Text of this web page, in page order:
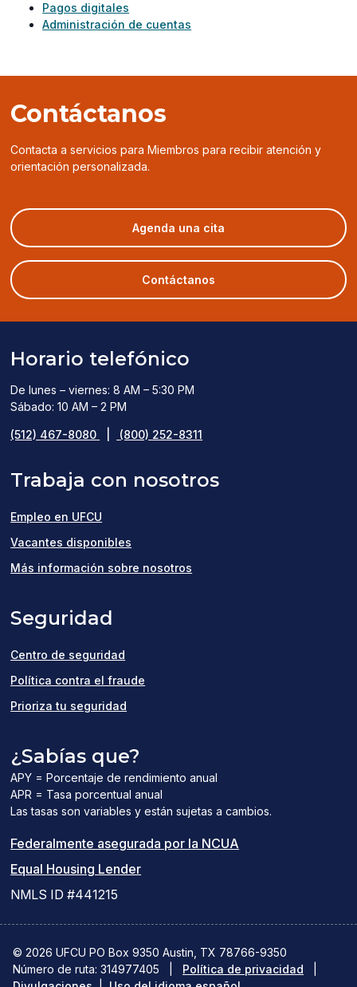
Pagos digitales
Administración de cuentas
Contáctanos
Contacta a servicios para Miembros para recibir atención y
orientación personalizada.
Agenda una cita
in
a
Contáctanos
Horario telefónico
De lunes – viernes: 8 AM – 5:30 PM
Sábado: 10 AM – 2 PM
(512) 467-8080 (800) 252-8311
Trabaja con nosotros
Empleo en UFCU
Vacantes disponibles
in
Más información sobre nosotros
Seguridad
Centro de seguridad
Política contra el fraude
Prioriza tu seguridad
¿Sabías que?
APY = Porcentaje de rendimiento anual
APR = Tasa porcentual anual
Las tasas son variables y están sujetas a cambios.
Federalmente asegurada por la NCUA
abre
una
Equal Housing Lender(el
una
nueva
NMLS ID #441215
© 2026 UFCU PO Box 9350 Austin, TX 78766-9350
Número de ruta: 314977405
Política de privacidad